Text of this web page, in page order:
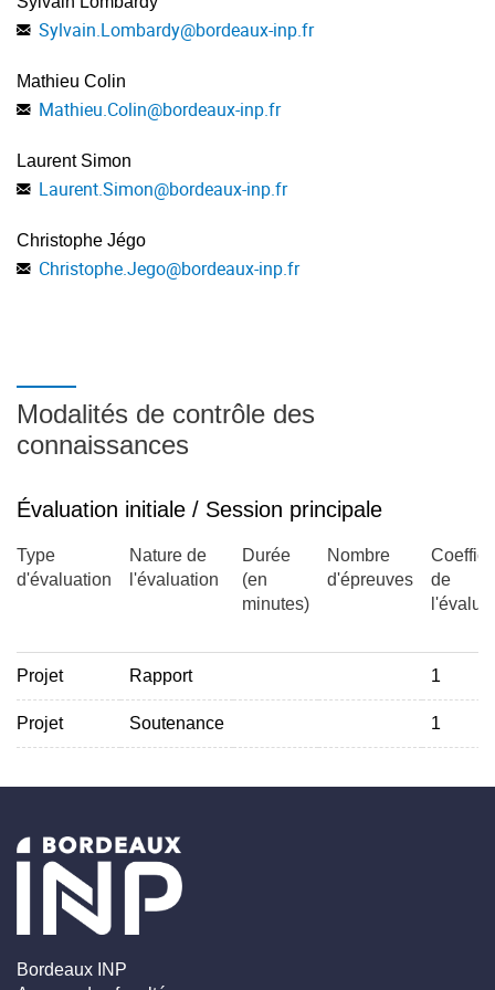
Sylvain.Lombardy@bordeaux-inp.fr
Mathieu Colin
Mathieu.Colin@bordeaux-inp.fr
Laurent Simon
Laurent.Simon@bordeaux-inp.fr
Christophe Jégo
Christophe.Jego@bordeaux-inp.fr
Modalités de contrôle des
connaissances
Évaluation initiale / Session principale
Type
d'évaluation
Nature de
l'évaluation
Durée
(en
minutes)
Nombre
d'épreuves
de
Projet Rapport 1
Projet Soutenance 1
Bordeaux INP